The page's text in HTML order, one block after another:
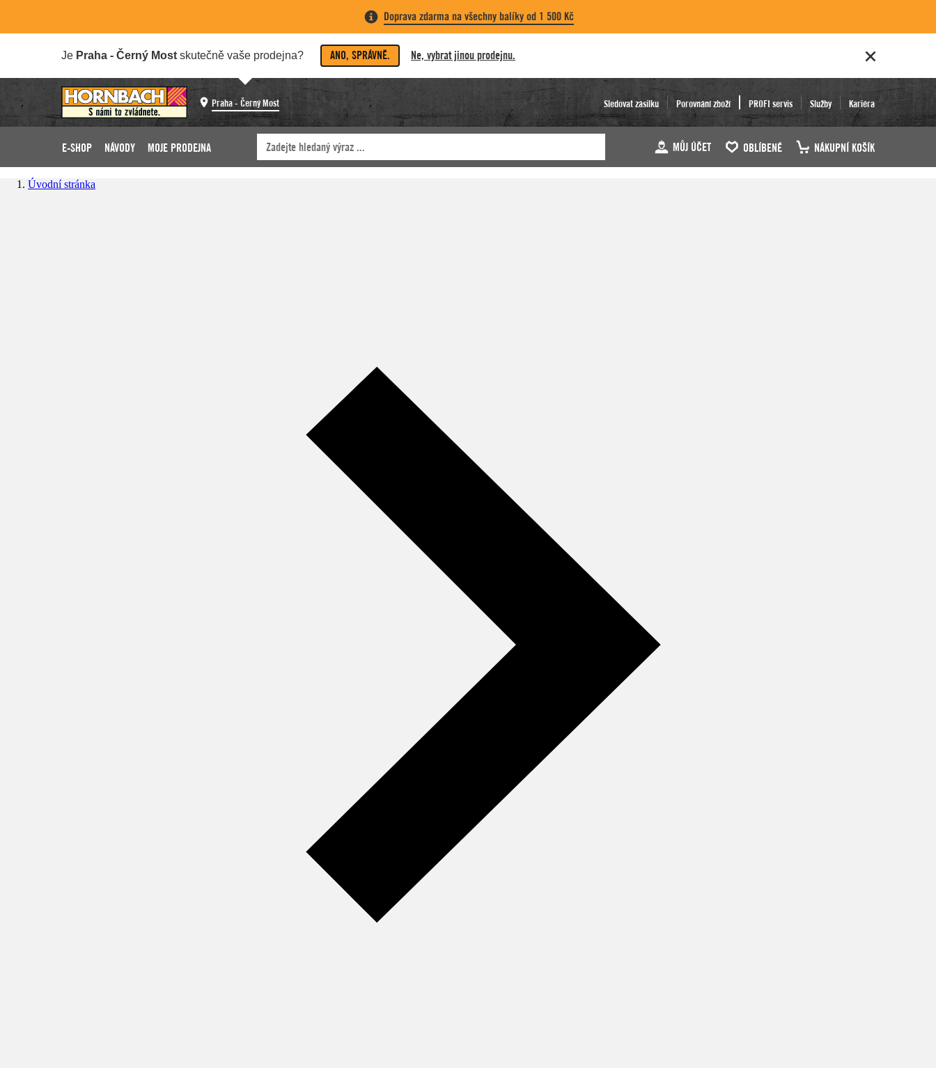
Doprava zdarma na všechny balíky od 1 500 Kč
Je Praha - Černý Most skutečně vaše prodejna? ANO, SPRÁVNĚ. Ne, vybrat jinou prodejnu.
Praha - Černý Most Sledovat zásilku Porovnání zboží PROFI servis Služby Kariéra
E-SHOP NÁVODY MOJE PRODEJNA MŮJ ÚČET OBLÍBENÉ NÁKUPNÍ KOŠÍK
Úvodní stránka